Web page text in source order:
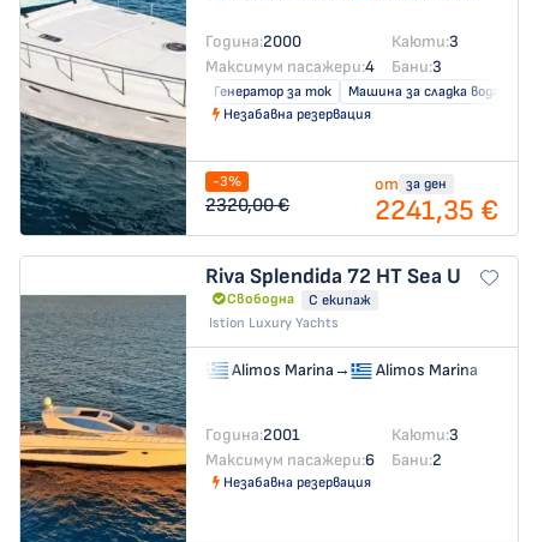
Година:2000 Каюти:3
Максимум пасажери:4 Бани:3
Генератор за ток
Машина за сладка вода
Незабавна резервация
-3%
2320,00 €
от за ден
2241,35 €
Riva Splendida 72 HTSea U
Свободна
С екипаж
Istion Luxury Yachts
Alimos Marina→ Alimos Marina
Година:2001 Каюти:3
Максимум пасажери:6 Бани:2
Незабавна резервация